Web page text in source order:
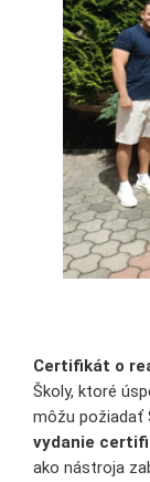
Certifikát o
Školy, ktoré
môžu požiadať
vydanie
ako nástroja